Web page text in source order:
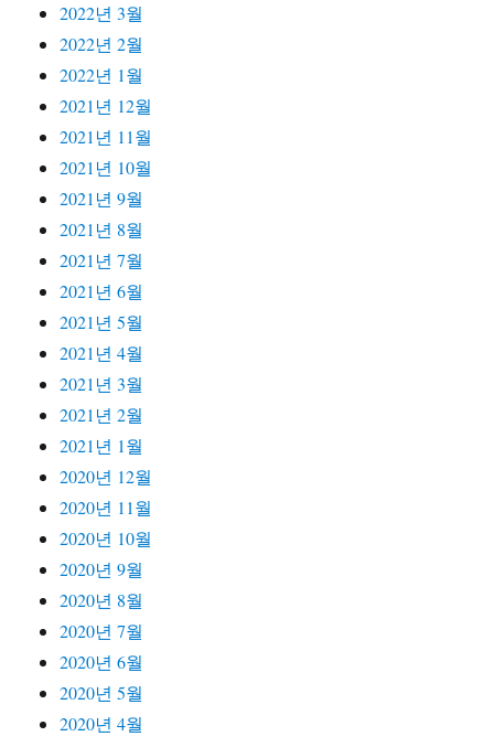
2022년 3월
2022년 2월
2022년 1월
2021년 12월
2021년 11월
2021년 10월
2021년 9월
2021년 8월
2021년 7월
2021년 6월
2021년 5월
2021년 4월
2021년 3월
2021년 2월
2021년 1월
2020년 12월
2020년 11월
2020년 10월
2020년 9월
2020년 8월
2020년 7월
2020년 6월
2020년 5월
2020년 4월